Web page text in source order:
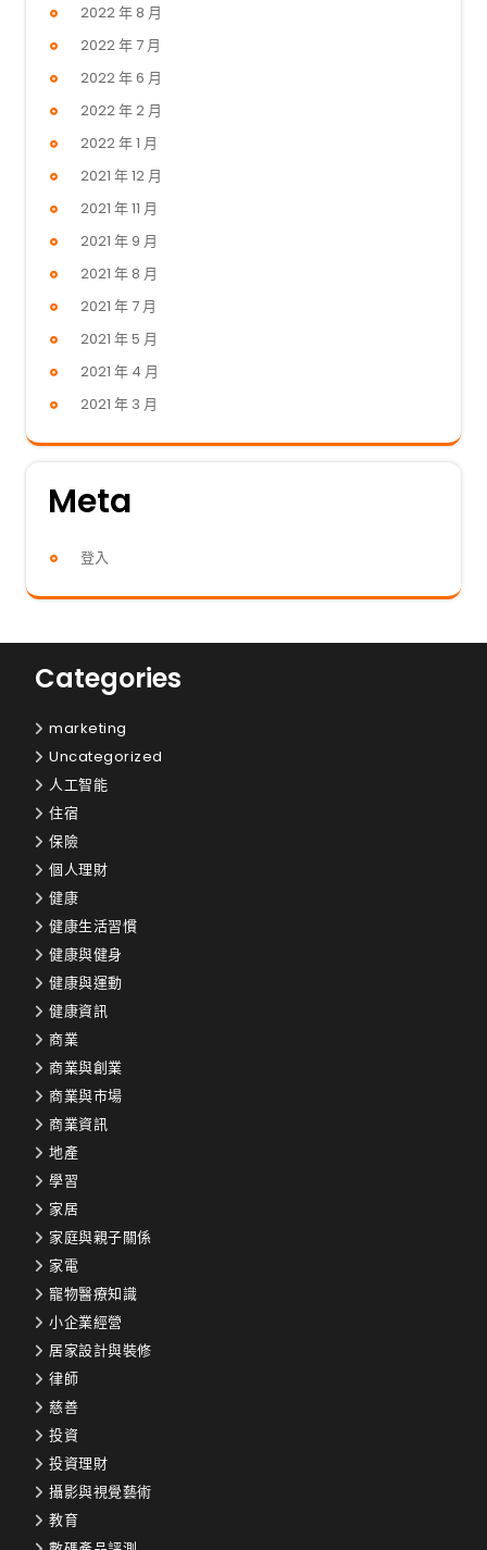
2022 年 8 月
2022 年 7 月
2022 年 6 月
2022 年 2 月
2022 年 1 月
2021 年 12 月
2021 年 11 月
2021 年 9 月
2021 年 8 月
2021 年 7 月
2021 年 5 月
2021 年 4 月
2021 年 3 月
Meta
登入
Categories
marketing
Uncategorized
人工智能
住宿
保險
個人理財
健康
健康生活習慣
健康與健身
健康與運動
健康資訊
商業
商業與創業
商業與市場
商業資訊
地產
學習
家居
家庭與親子關係
家電
寵物醫療知識
小企業經營
居家設計與裝修
律師
慈善
投資
投資理財
攝影與視覺藝術
教育